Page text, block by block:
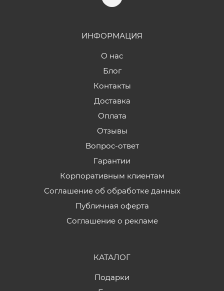
ИНФОРМАЦИЯ
О нас
Блог
Контакты
Доставка
Оплата
Отзывы
Вопрос-ответ
Гарантии
Корпоративным клиентам
Соглашение об обработке данных
Публичная оферта
Соглашение о рекламе
КАТАЛОГ
Подарки